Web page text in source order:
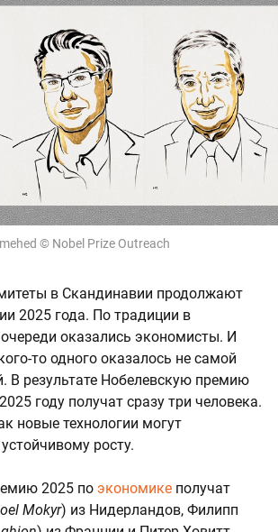
© Nobel Prize Outreach
в Скандинавии продолжают
2025 года. По традиции в
оказались экономисты. И
то одного оказалось не самой
В результате Нобелевскую премию
году получат сразу три человека.
новые технологии могут
росту.
2025 по экономике получат
Mokyr) из Нидерландов, Филипп